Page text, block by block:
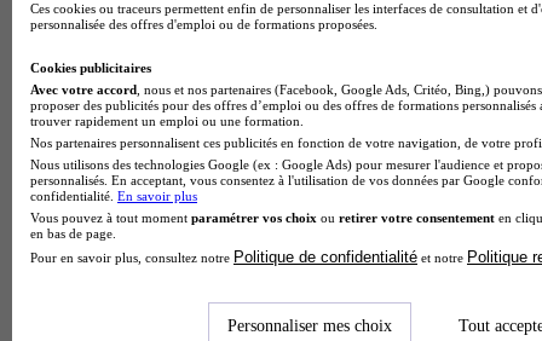
Quelle formation post-bac pour travailler dans la
Ces cookies ou traceurs permettent enfin de personnaliser les interfaces de consultation et
personnalisée des offres d'emploi ou de formations proposées.
Cookies publicitaires
Avec votre accord , nous et nos partenaires (Facebook, Google Ads, Critéo, Bing,)
proposer des publicités pour des offres d’emploi ou des offres de formations
trouver rapidement un emploi ou une formation.
Nos partenaires personnalisent ces publicités en fonction de votre navigation, de votre
Nous utilisons des technologies Google (ex : Google Ads) pour mesurer l'audience et
personnalisés. En acceptant, vous consentez à l'utilisation de vos données par Google
confidentialité. En savoir plus
Vous pouvez à tout moment paramétrer vos choix ou retirer votre consentement en
en bas de page.
Pour en savoir plus, consultez notre Politique de confidentialité et notre Politique
Personnaliser mes choix Tout